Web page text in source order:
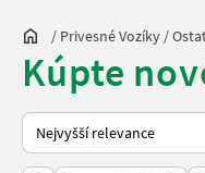
/ Privesné Vozíky /
Kúpte
Takto se řadí nabídky na